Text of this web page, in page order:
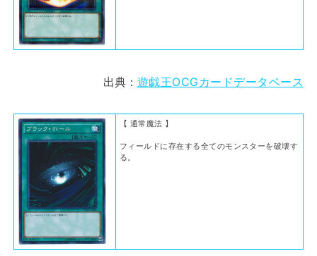
出典： 遊戯王OCGカードデータベース
【 通常魔法 】
フィールドに存在する全てのモンスターを破壊す
る。